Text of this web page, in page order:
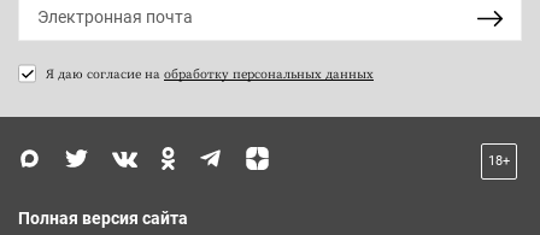
Я даю согласие на обработку персональных данных
18+
Полная версия сайта